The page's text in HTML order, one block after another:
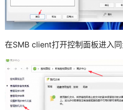
在SMB client打开控制面板进入